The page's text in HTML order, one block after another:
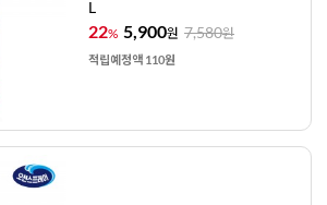
L
22% 5,900원 7,580원
적립예정액 110원